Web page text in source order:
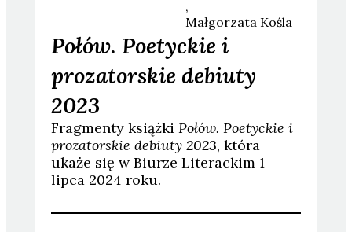
MałgorzataKośla
Połów. Poetyckie i
prozatorskie debiuty
2023
Fragmenty książki Połów. Poetyckie i
prozatorskie debiuty 2023, która
ukaże się w Biurze Literackim 1
lipca 2024 roku.